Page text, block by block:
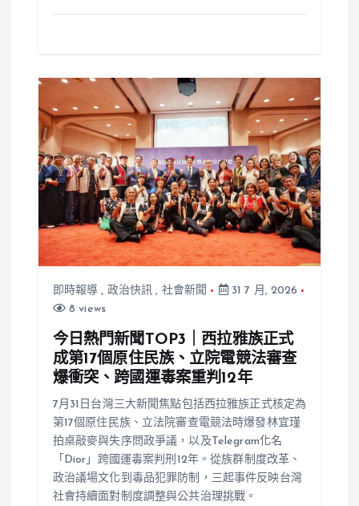
即時報導 , 政治快訊 , 社會新聞
31 7 月, 2026
8 views
今日熱門新聞TOP3｜西拉雅族正式
成第17個原住民族、立院電競法審查
爆衝突、跨國運毒案重判12年
7月31日台灣三大新聞焦點包括西拉雅族正式核定為
第17個原住民族、立法院審查電競法時爆發林宜瑾
拍桌敲麥與失序問政爭議，以及Telegram化名
「Dior」跨國運毒案判刑12年。從族群制度改革、
政治議場文化到毒品犯罪防制，三起事件反映台灣
社會持續面對制度調整與公共治理挑戰。